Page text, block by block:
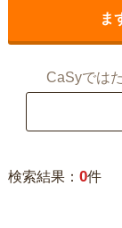
ま
CaSyでは
検索結果： 0件